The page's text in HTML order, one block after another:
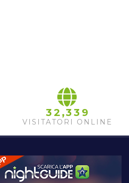
32 ,33 9
VISITATORI ONLINE